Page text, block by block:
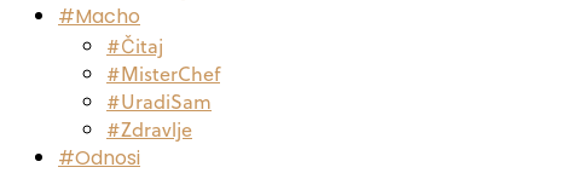
#Macho
#Čitaj
#MisterChef
#UradiSam
#Zdravlje
#Odnosi